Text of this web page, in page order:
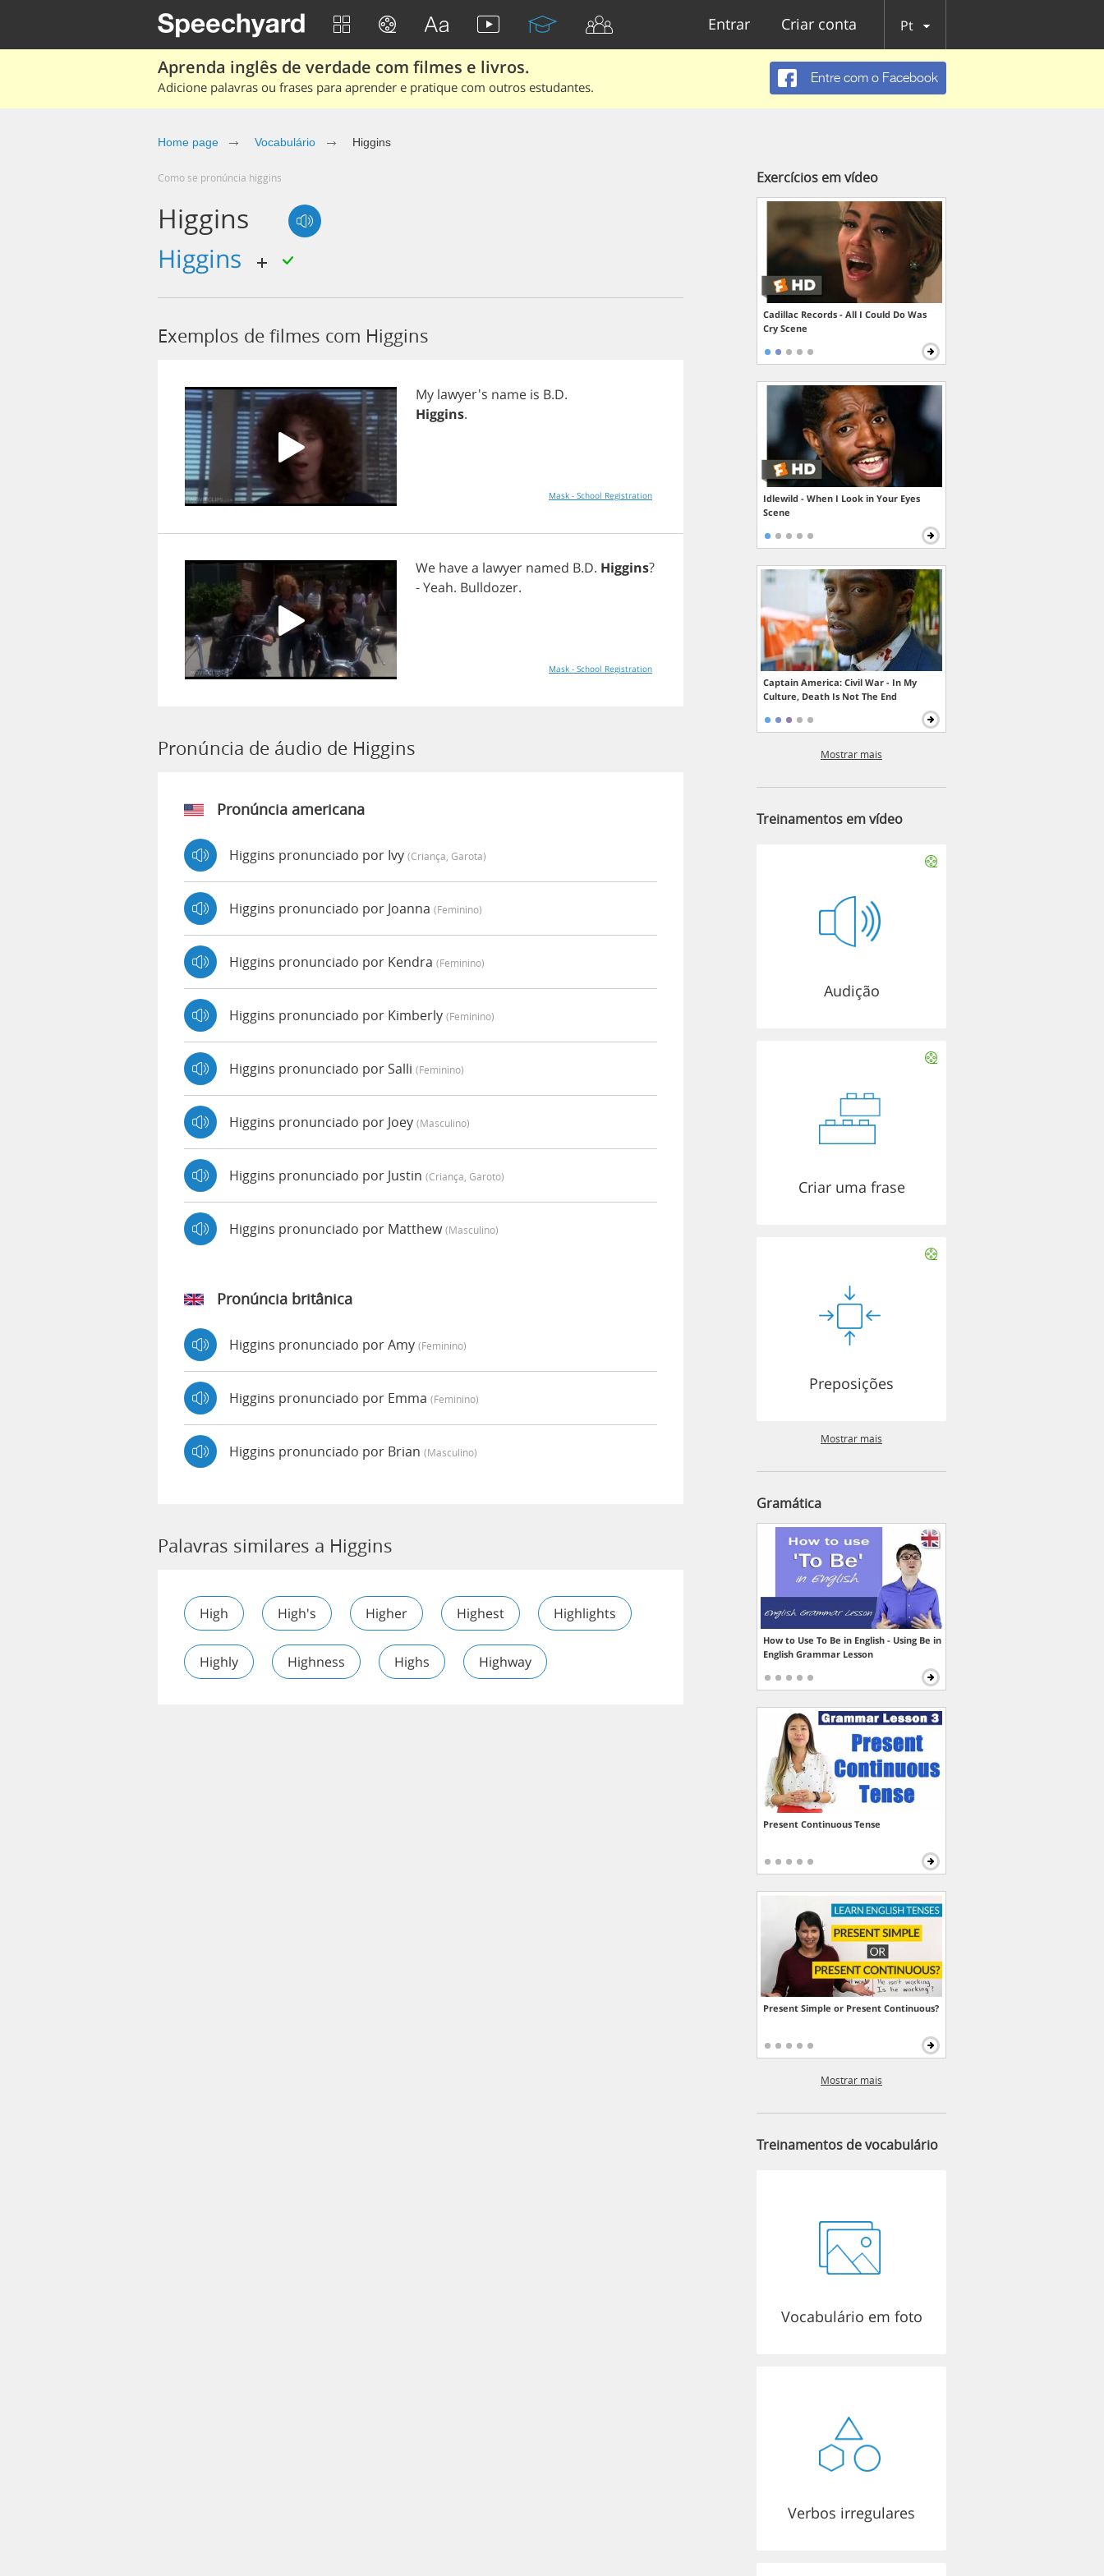
Entrar Criar conta Pt
Aprenda inglês de verdade com filmes e livros.
Adicione palavras ou frases para aprender e pratique com outros estudantes.
Entre com o Facebook
Home page Vocabulário Higgins
Como se pronúncia higgins
Higgins
Higgins
Exemplos de filmes com Higgins
My lawyer's name is B.D.
Higgins.
Mask - School Registration
We havea lawyer named B.D. Higgins?
-Yeah. Bulldozer.
Mask - School Registration
Pronúncia de áudio de Higgins
Pronúncia americana
Higgins pronunciado por Ivy (criança, Garota)
Higgins pronunciado por Joanna (feminino)
Higgins pronunciado por Kendra (feminino)
Higgins pronunciado por Kimberly (feminino)
Higgins pronunciado por Salli (feminino)
Higgins pronunciado por Joey (masculino)
Higgins pronunciado por Justin (criança, Garoto)
Higgins pronunciado por Matthew(masculino)
Pronúncia britânica
Higgins pronunciado por Amy (feminino)
Higgins pronunciado por Emma (feminino)
Higgins pronunciado por Brian (masculino)
Palavras similares a Higgins
High High's Higher Highest Highlights
Highly Highness Highs Highway
Exercícios em vídeo
Cadillac Records - All I Could Do Was
Cry Scene
Idlewild - When I Look in Your Eyes
Scene
Captain America: Civil War - In My
Culture, Death Is Not The End
Mostrar mais
Treinamentos em vídeo
Audição
Criar uma frase
Preposições
Mostrar mais
Gramática
How to Use To Be in English - Using Be in
English Grammar Lesson
Present Continuous Tense
Present Simple or Present Continuous?
Mostrar mais
Treinamentos de vocabulário
Vocabulário em foto
Verbos irregulares